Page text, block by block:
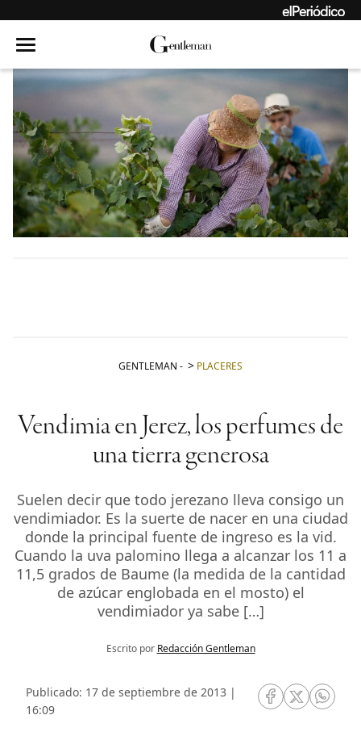
GENTLEMAN - PLACERES
Vendimia en Jerez, los perfumes de
una tierra generosa
Suelen decir que todo jerezano lleva consigo un
vendimiador. Es la suerte de nacer en una ciudad
donde la principal fuente de ingreso es la vid.
Cuando la uva palomino llega a alcanzar los 11 a
11,5 grados de Baume (la medida de la cantidad
de azúcar englobada en el mosto) el
vendimiador ya sabe […]
Escrito por Redacción Gentleman
Publicado: 17 de septiembre de 2013 |
16:09
RRSS Facebook
RRSSRRSS